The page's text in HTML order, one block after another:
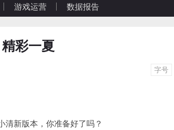
游戏运营 数据报告
彩一夏
字号
清新版本，你准备好了吗？